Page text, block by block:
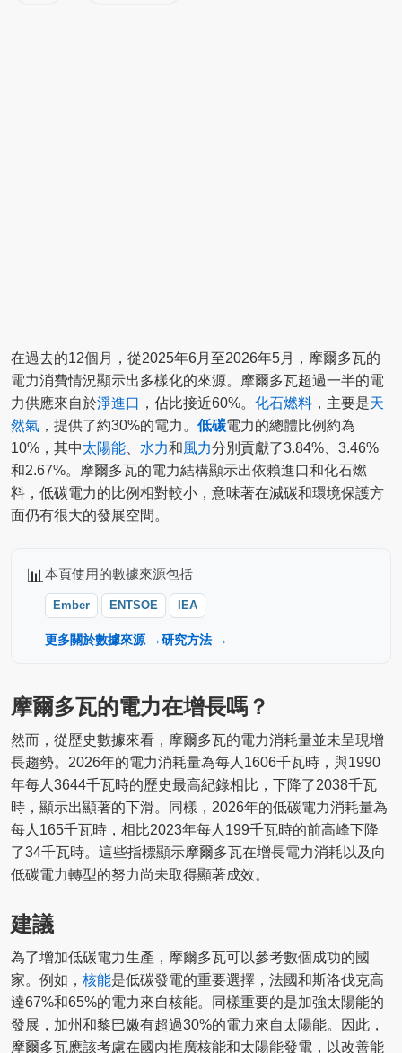
在過去的12個月，從2025年6月至2026年5月，摩爾多瓦的
電力消費情況顯示出多樣化的來源。摩爾多瓦超過一半的電
力供應來自於淨進口 ，佔比接近60%。 化石燃料 ，主要是天
然氣 ，提供了約30%的電力。 低碳電力的總體比例約為
10%，其中太陽能 水力和風力分別貢獻了3.84%、3.46%
和2.67%。摩爾多瓦的電力結構顯示出依賴進口和化石燃
料，低碳電力的比例相對較小，意味著在減碳和環境保護方
面仍有很大的發展空間。
📊 本頁使用的數據來源包括
Ember ENTSOE IEA
更多關於數據來源 →研究方法 →
摩爾多瓦的電力在增長嗎？
然而，從歷史數據來看，摩爾多瓦的電力消耗量並未呈現增
長趨勢。2026年的電力消耗量為每人1606千瓦時，與1990
年每人3644千瓦時的歷史最高紀錄相比，下降了2038千瓦
時，顯示出顯著的下滑。同樣，2026年的低碳電力消耗量為
每人165千瓦時，相比2023年每人199千瓦時的前高峰下降
了34千瓦時。這些指標顯示摩爾多瓦在增長電力消耗以及向
低碳電力轉型的努力尚未取得顯著成效。
建議
為了增加低碳電力生產，摩爾多瓦可以參考數個成功的國
家。例如， 核能是低碳發電的重要選擇，法國和斯洛伐克高
達67%和65%的電力來自核能。同樣重要的是加強太陽能的
發展，加州和黎巴嫩有超過30%的電力來自太陽能。因此，
摩爾多瓦應該考慮在國內推廣核能和太陽能發電，以改善能